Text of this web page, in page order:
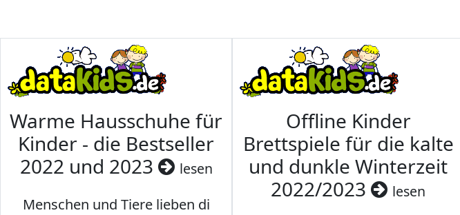
Warme Hausschuhe für
Kinder - die Bestseller
2022 und 2023
lesen
Menschen und Tiere lieben di
Offline Kinder
Brettspiele für die kalte
und dunkle Winterzeit
2022/2023
lesen